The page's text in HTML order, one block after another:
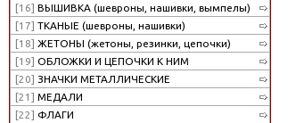
[16] ВЫШИВКА (шевроны, нашивки, вымпелы)
[17] ТКАНЫЕ (шевроны, нашивки)
[18] ЖЕТОНЫ (жетоны, резинки, цепочки)
[19] ОБЛОЖКИ И ЦЕПОЧКИ К НИМ
[20] ЗНАЧКИ МЕТАЛЛИЧЕСКИЕ
[21] МЕДАЛИ
[22] ФЛАГИ